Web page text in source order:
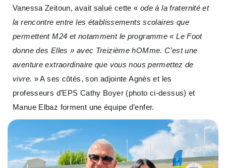
Vanessa Zeitoun, avait salué cette « ode à la fraternité et
la rencontre entre les établissements scolaires que
permettent M24 et notamment le programme « Le Foot
donne des Elles » avec Treizième hOMme. C’est une
aventure extraordinaire que vous nous permettez de
vivre. » A ses côtés, son adjointe Agnès et les
professeurs d’EPS Cathy Boyer (photo ci-dessus) et
Manue Elbaz forment une équipe d’enfer.